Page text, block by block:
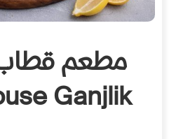
مطعم
Ganjlik